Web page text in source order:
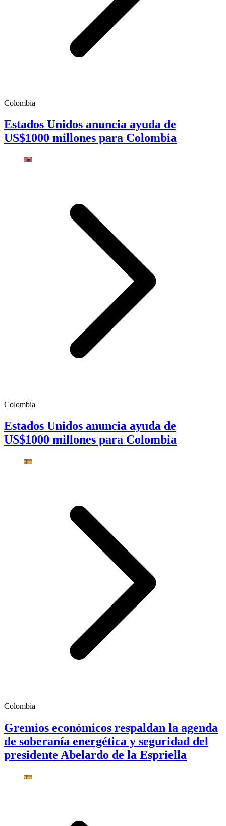
Colombia
Estados Unidos anuncia ayuda de
US$1000 millones para Colombia
Colombia
Estados Unidos anuncia ayuda de
US$1000 millones para Colombia
Colombia
Gremios económicos respaldan la agenda
de soberanía energética y seguridad del
presidente Abelardo de la Espriella